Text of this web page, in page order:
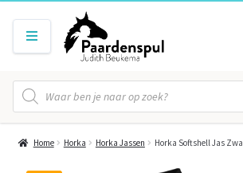
Producten
zoeken
Home Horka Horka Jassen Horka Softshell Jas